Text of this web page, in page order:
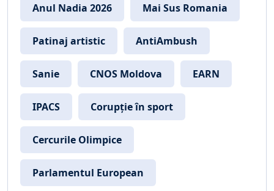
Anul Nadia 2026 Mai Sus Romania
Patinaj artistic AntiAmbush
Sanie CNOS Moldova EARN
IPACS Corupție în sport
Cercurile Olimpice
Parlamentul European